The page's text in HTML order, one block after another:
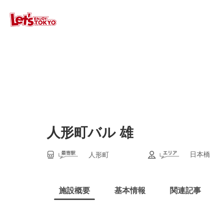
人形町バル 雄
人形町 日本橋
施設概要 基本情報 関連記事